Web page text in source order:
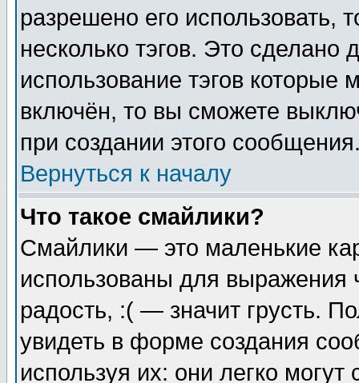
разрешено его использовать,
несколько тэгов. Это сделано
использование тэгов
включён, то вы сможете
при создании этого
Вернуться к началу
Что такое смайлики?
Смайлики — это маленькие
использованы для
радость, :( — значит грусть.
увидеть в форме создания
используя их: они легко